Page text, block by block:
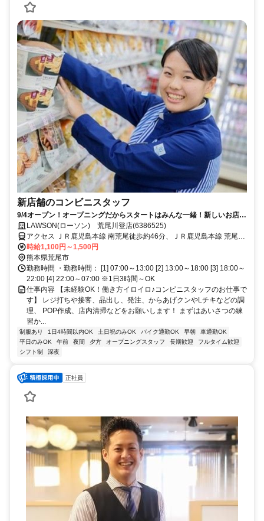
新店舗のコンビニスタッフ
9/4オープン！オープニングだからスタートはみんな一緒！新しいお店を
一緒に作りましょう♪
LAWSON(ローソン) 荒尾川登店(6386525)
アクセス ＪＲ鹿児島本線 南荒尾徒歩約46分、ＪＲ鹿児島本線 荒尾
（熊本県）徒歩約58分、ＪＲ鹿児島本線 長洲北口徒歩約70分
時給1,100円～1,500円
熊本県荒尾市
勤務時間 ・勤務時間： [1] 07:00～13:00 [2] 13:00～18:00 [3] 18:00～
22:00 [4] 22:00～07:00 ※1日3時間～OK
仕事内容 【未経験OK！働き方イロイロ♪コンビニスタッフのお仕事で
す】 レジ打ちや接客、品出し、発注、からあげクンやLチキなどの調
理、 POP作成、店内清掃などをお願いします！ まずはあいさつの練
習か...
制服あり 1日4時間以内OK 土日祝のみOK バイク通勤OK 早朝
車通勤OK
平日のみOK
午前 夜間 夕方 オープニングスタッフ 長期歓迎
フルタイム歓迎
シフト制
深夜
正社員